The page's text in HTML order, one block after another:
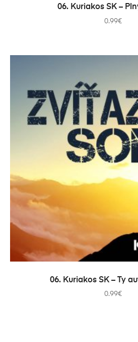
PRIDAŤ DO
06. Kuriakos SK –
0.99€
PRIDAŤ DO
06. Kuriakos SK – Ty
0.99€